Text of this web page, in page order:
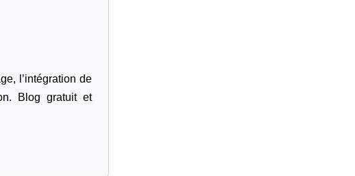
l’intégration de
Blog gratuit et